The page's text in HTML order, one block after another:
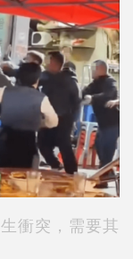
衝突，需要其